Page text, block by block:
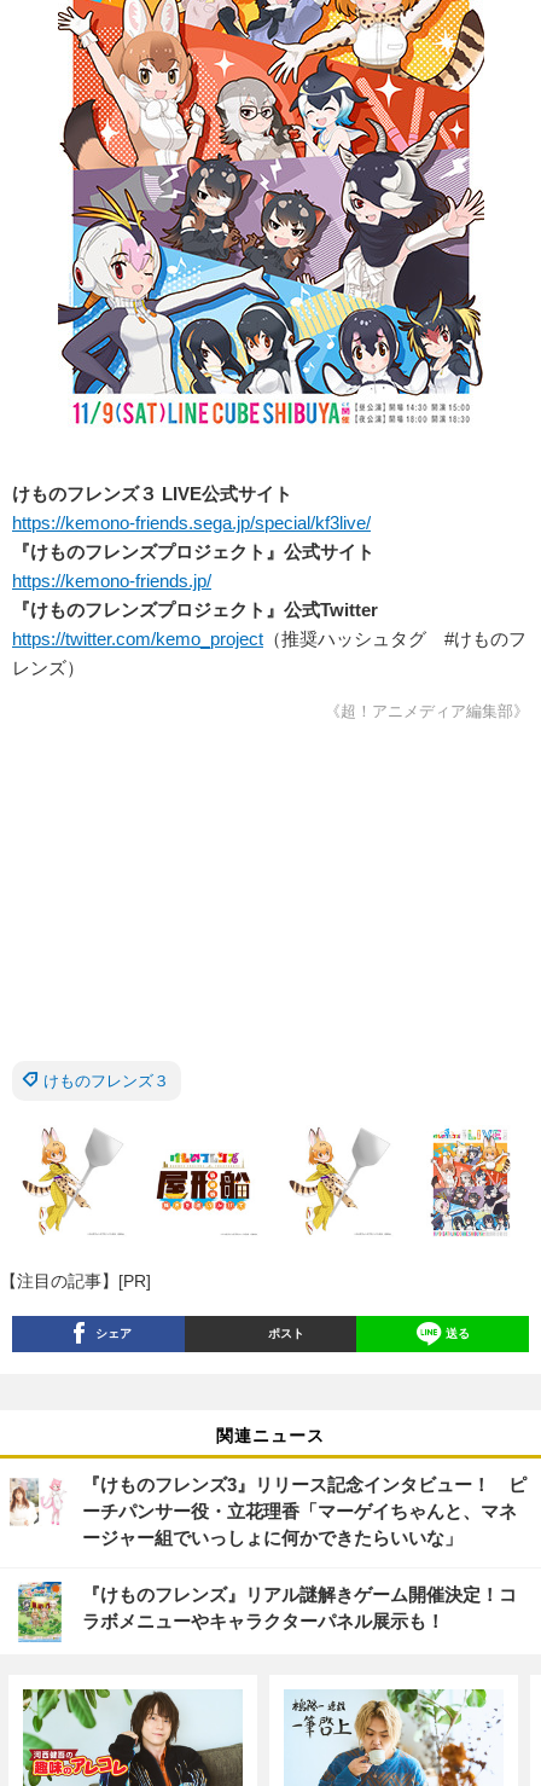
けものフレンズ３ LIVE公式サイト
https://kemono-friends.sega.jp/special/kf3live/
『けものフレンズプロジェクト』公式サイト
https://kemono-friends.jp/
『けものフレンズプロジェクト』公式Twitter
https://twitter.com/kemo_project （推奨ハッシュタグ #けものフ
レンズ）
《超！アニメディア編集部》
けものフレンズ３
【注目の記事】[PR]
シェア ポスト 送る
関連ニュース
『けものフレンズ3』リリース記念インタビュー！ ピ
ーチパンサー役・立花理香「マーゲイちゃんと、マネ
ージャー組でいっしょに何かできたらいいな」
『けものフレンズ』リアル謎解きゲーム開催決定！コ
ラボメニューやキャラクターパネル展示も！